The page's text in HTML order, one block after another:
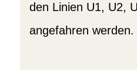
den Linien U1, U2,
angefahren werden.